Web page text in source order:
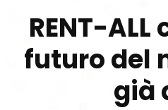
RENT-
futuro del
già